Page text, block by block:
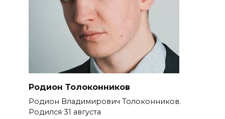
Родион Толоконников
Родион Владимирович Толоконников.
Родился 31 августа